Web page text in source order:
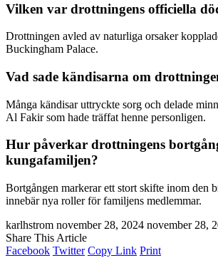
Vilken var drottningens officiella
Drottningen avled av naturliga orsaker
Buckingham Palace.
Vad sade kändisarna om
Många kändisar uttryckte sorg och delade
Al Fakir som hade träffat henne personligen.
Hur påverkar drottningens
kungafamiljen?
Bortgången markerar ett stort skifte inom den
innebär nya roller för familjens medlemmar.
karlhstrom november 28, 2024 november 28,
Share This Article
Facebook Twitter Copy Link Print